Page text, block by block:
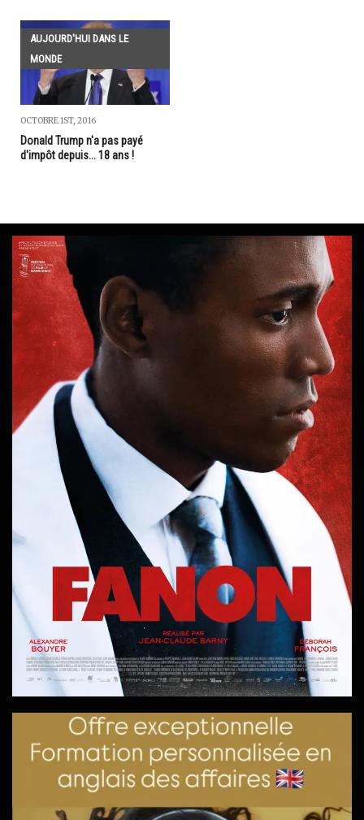
AUJOURD'HUI DANS LE
MONDE
OCTOBRE 1ST, 2016
Donald Trump n'a pas payé
d'impôt depuis... 18 ans !